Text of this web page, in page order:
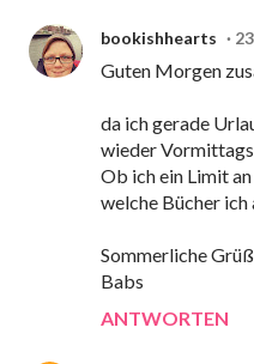
bookishhearts
Guten Morgen
da ich gerade
wieder
Ob ich ein Limit
welche Bücher
Sommerliche
Babs
ANTWORTEN